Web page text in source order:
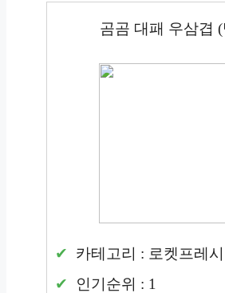
곰곰 대패 우삼겹
카테고리 : 로켓프레시
인기순위 : 1